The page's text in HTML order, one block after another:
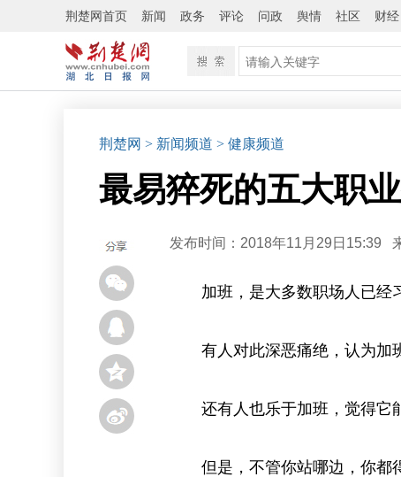
荆楚网首页 新闻 政务 评论 问政 舆情 社区 财经
荆楚网 > 新闻频道 > 健康频道
最易猝死的五大职
发布时间：2018年11月29日15:39
加班，是大多数职场人已经习
有人对此深恶痛绝，认为加班
还有人也乐于加班，觉得它能
但是，不管你站哪边，你都